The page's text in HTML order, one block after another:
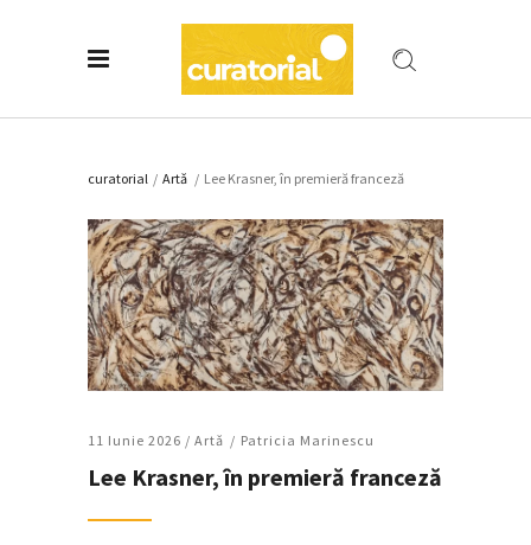
curatorial / Artǎ / Lee Krasner, în premieră franceză
11 Iunie 2026 / Artǎ Patricia Marinescu
Lee Krasner, în premieră franceză